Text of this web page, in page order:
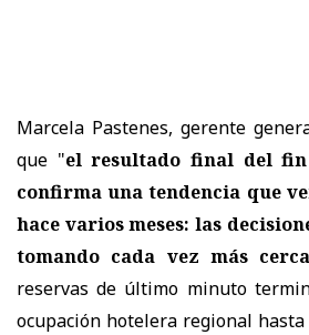
Marcela Pastenes, gerente
que "el resultado final del
confirma una tendencia que
hace varios meses: las
tomando cada vez más
reservas de último minuto
ocupación hotelera regional hasta